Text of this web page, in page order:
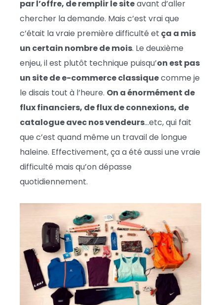
par l’offre, de remplir le siteavant d’aller
chercher la demande. Mais c’est vrai que
c’était la vraie première difficulté et ça a mis
un certain nombre de mois. Le deuxième
enjeu, il est plutôt technique puisqu’on est pas
un site de e-commerce classiquecomme je
le disais tout à l’heure. On a énormément de
flux financiers, de flux de connexions, de
catalogue avec nos vendeurs…etc, qui fait
que c’est quand même un travail de longue
haleine. Effectivement, ça a été aussi une vraie
difficulté mais qu’on dépasse
quotidiennement.